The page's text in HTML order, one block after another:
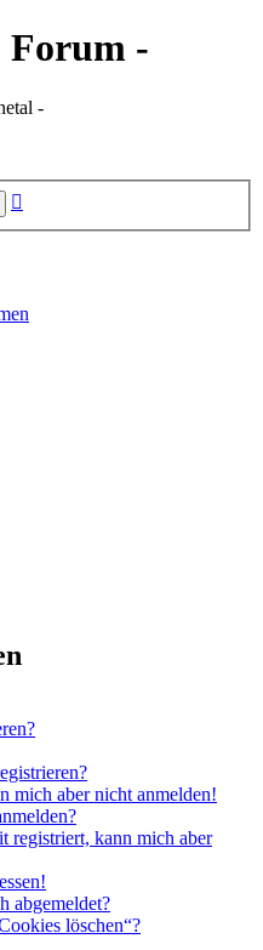
Forum -
-
mich aber nicht anmelden!
registriert, kann mich aber
abgemeldet?
löschen“?